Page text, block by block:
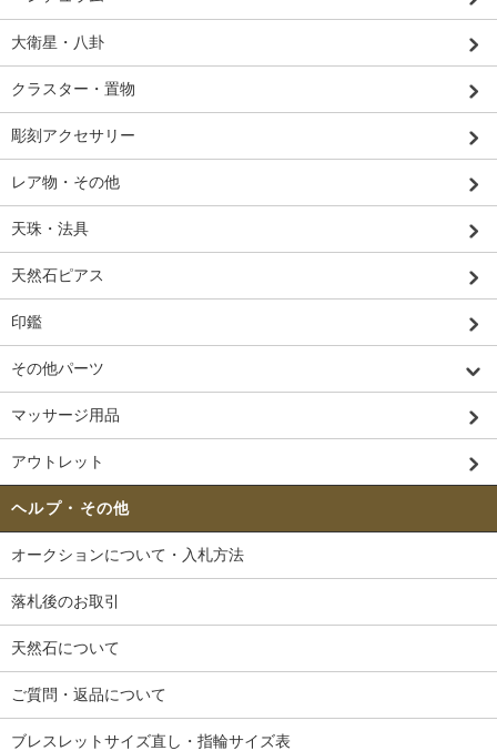
大衛星・八卦
クラスター・置物
彫刻アクセサリー
レア物・その他
天珠・法具
天然石ピアス
印鑑
その他パーツ
マッサージ用品
アウトレット
ヘルプ・その他
オークションについて・入札方法
落札後のお取引
天然石について
ご質問・返品について
ブレスレットサイズ直し・指輪サイズ表